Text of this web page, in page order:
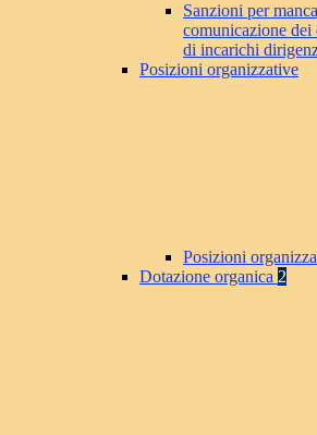
Sanzioni per
comunicazione dei
di incarichi
Posizioni organizzative
Posizioni
Dotazione organica 2